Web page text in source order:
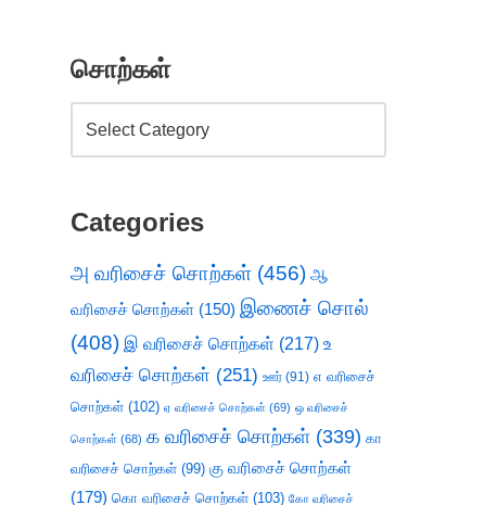
சொற்கள்
Categories
அ வரிசைச் சொற்கள் (456) ஆ
வரிசைச் சொற்கள் (150) இணைச் சொல்
(408) இ வரிசைச் சொற்கள் (217) உ
வரிசைச் சொற்கள் (251) ஊர் (91) எ வரிசைச்
சொற்கள் (102) ஏ வரிசைச் சொற்கள் (69) ஒ வரிசைச்
சொற்கள் (68) க வரிசைச் சொற்கள் (339) கா
வரிசைச் சொற்கள் (99) கு வரிசைச் சொற்கள்
(179) கொ வரிசைச் சொற்கள் (103) கோ வரிசைச்